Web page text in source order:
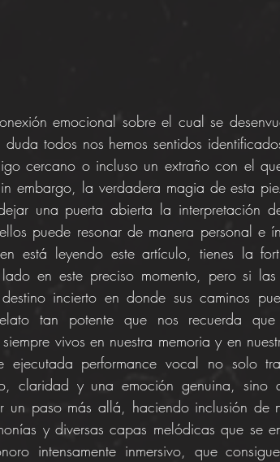
emocional sobre el cual se
todos nos hemos sentidos
cercano o incluso un extraño con el
embargo, la verdadera magia de esta
una puerta abierta la interpretación
puede resonar de manera personal e
está leyendo este artículo, tienes la
en este preciso momento, pero si
incierto en donde sus caminos
tan potente que nos recuerda que
vivos en nuestra memoria y en
ejecutada performance vocal no solo
claridad y una emoción genuina, sino
un paso más allá, haciendo inclusión de
y diversas capas melódicas que se
intensamente inmersivo, que